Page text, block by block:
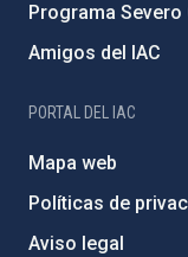
Programa Severo
Amigos del IAC
PORTAL DEL IAC
Mapa web
Políticas de
Aviso legal